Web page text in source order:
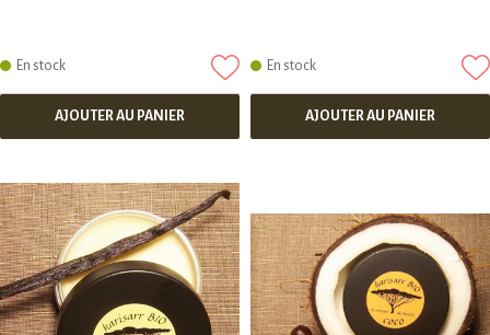
En stock
AJOUTER AU PANIER
En stock
AJOUTER AU PANIER